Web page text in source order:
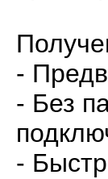
-
- Без
-